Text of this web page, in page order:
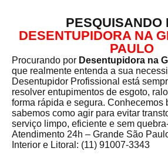
PESQUISANDO
DESENTUPIDORA NA
PAULO
Procurando por Desentupidora na
que realmente entenda a sua
Desentupidor Profissional está
resolver entupimentos de esgoto,
forma rápida e segura. Conhecemos
sabemos como agir para evitar
serviço limpo, eficiente e sem
Atendimento 24h – Grande São
Interior e Litoral: (11) 91007-3343